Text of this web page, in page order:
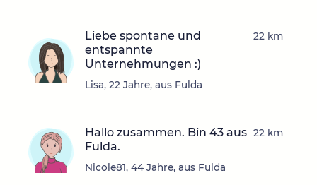
Liebe spontane und
entspannte
Unternehmungen :)
Lisa, 22 Jahre, aus Fulda
22 km
Hallo zusammen. Bin 43 aus
Fulda.
Nicole81, 44 Jahre, aus Fulda
22 km